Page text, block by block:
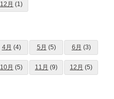
12月 (1)
4月 (4) 5月 (5) 6月 (3)
10月 (5) 11月 (9) 12月 (5)